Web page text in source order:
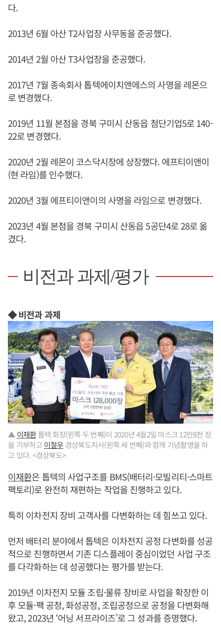
다.
2013년 6월 아산 T2사업장 사무동을 준공했다.
2014년 2월 아산 T3사업장을 준공했다.
2017년 7월 종속회사 톱텍에이치앤에스의 사명을 레몬으
로 변경했다.
2019년 11월 본점을 경북 구미시 산동읍 첨단기업5로 140-
22로 변경했다.
2020년 2월 레몬이 코스닥시장에 상장했다. 에프티이앤이
(현 라임)를 인수했다.
2020년 3월 에프티이앤이의 사명을 라임으로 변경했다.
2023년 4월 본점을 경북 구미시 산동읍 5공단4로 28로 옮
겼다.
비전과 과제/평가
◆ 비전과 과제
▲ 이재환톱텍 회장(왼쪽 두 번째)이 2020년 4월2일 마스크 12만8천 장
을 기부하고 이철우 경상북도지사(왼쪽 세 번째)와 함께 기념촬영을 하
고 있다. <경상북도>
이재환은 톱텍의 사업구조를 BMS(배터리·모빌리티·스마트
팩토리)로 완전히 재편하는 작업을 진행하고 있다.
특히 이차전지 장비 고객사를 다변화하는 데 힘쓰고 있다.
먼저 배터리 분야에서 톱텍은 이차전지 공정 다변화를 성공
적으로 진행하면서 기존 디스플레이 중심이었던 사업 구조
를 다각화하는 데 성공했다는 평가를 받는다.
2019년 이차전지 모듈 조립·물류 장비로 사업을 확장한 이
후 모듈·팩 공정, 화성공정, 조립공정으로 공정을 다변화해
왔고, 2023년 ‘어닝 서프라이즈’로 그 성과를 증명했다.